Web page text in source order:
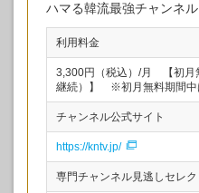
ハマる韓流最強チャンネル
利用料金
3,300円（税込）/月 【初月
継続）】 ※初月無料期間中
チャンネル公式サイト
https://kntv.jp/
専門チャンネル見逃しセレク